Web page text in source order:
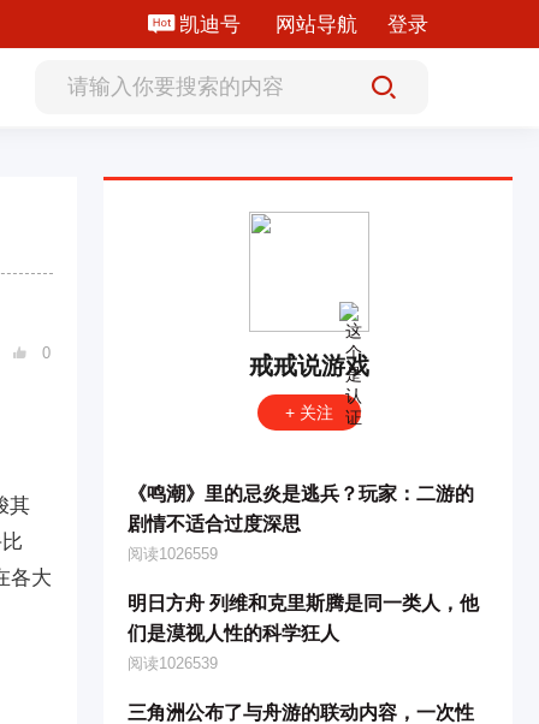
凯迪号 网站导航 登录
 0
其
各大
戒戒说游戏
+ 关注
《鸣潮》里的忌炎是逃兵？玩家：二游的
剧情不适合过度深思
阅读1026559
明日方舟 列维和克里斯腾是同一类人，他
们是漠视人性的科学狂人
阅读1026539
三角洲公布了与舟游的联动内容，一次性